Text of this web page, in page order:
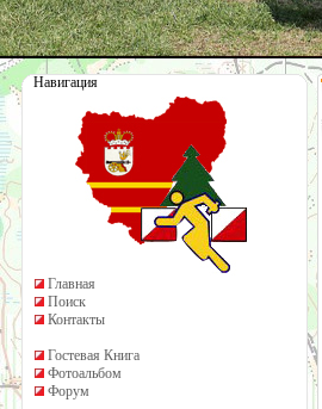
Навигация
Главная
Поиск
Контакты
Гостевая Книга
Фотоальбом
Форум